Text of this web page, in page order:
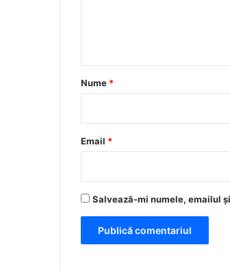
r
*
Nume *
Email *
Salvează-mi numele, emailul